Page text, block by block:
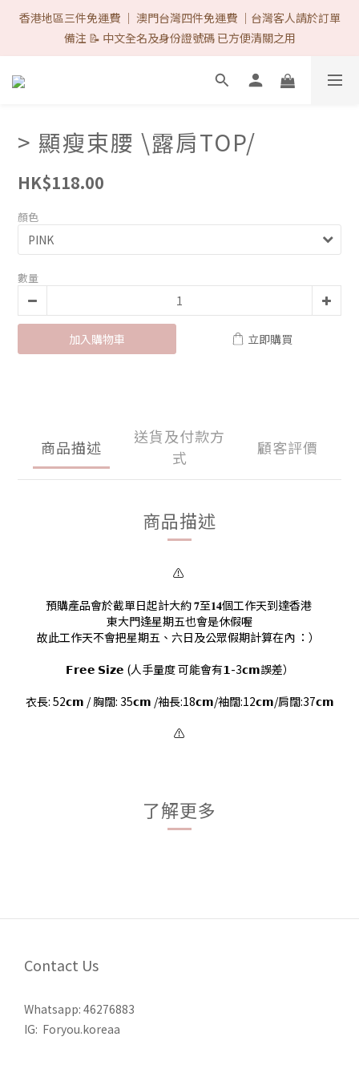
首次購物優惠 Follow IG & Like 3 posts 可減-$8 ♡（完成後DM取
優惠代碼）/ 網站所有的付款方式 1律免手續費. ♡
香港地區三件免運費 ｜ 澳門台灣四件免運費 ｜台灣客人請於訂單
備注 📝 中文全名及身份證號碼 已方便清關之用
首次購物優惠 Follow IG & Like 3 posts 可減-$8 ♡（完成後DM取
> 顯瘦束腰 \露肩TOP/
HK$118.00
顏色
數量
加入購物車 立即購買
商品描述
送貨及付款方
式
顧客評價
商品描述
⚠️
預購產品會於截單日起計大約 𝟕至𝟏𝟒個工作天到達香港
東大門逢星期五也會是休假喔
故此工作天不會把星期五、六日及公眾假期計算在內 ：）
𝗙𝗿𝗲𝗲 𝗦𝗶𝘇𝗲 (人手量度 可能會有𝟭-3𝗰𝗺誤差）
衣長: 52𝗰𝗺 / 胸闊: 35𝗰𝗺 /袖長:18𝗰𝗺/袖闊:12𝗰𝗺/肩闊:37𝗰𝗺
⚠️
了解更多
Contact Us
Whatsapp: 46276883
IG: Foryou.koreaa